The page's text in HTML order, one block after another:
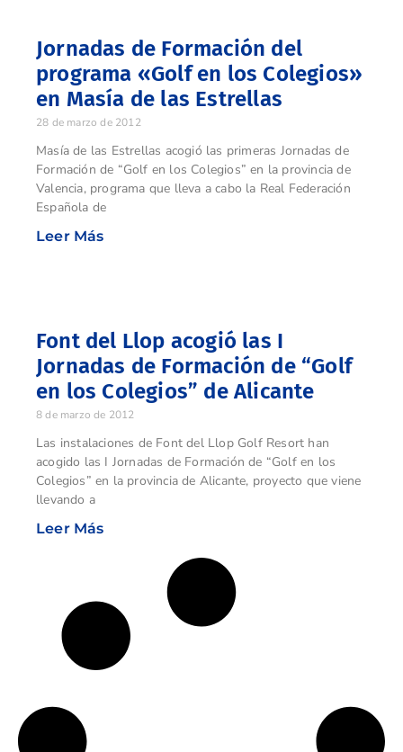
Jornadas de Formación del
programa «Golf en los Colegios»
en Masía de las Estrellas
28 de marzo de 2012
Masía de las Estrellas acogió las primeras Jornadas de
Formación de “Golf en los Colegios” en la provincia de
Valencia, programa que lleva a cabo la Real Federación
Española de
Leer Más
Font del Llop acogió las I
Jornadas de Formación de “Golf
en los Colegios” de Alicante
8 de marzo de 2012
Las instalaciones de Font del Llop Golf Resort han
acogido las I Jornadas de Formación de “Golf en los
Colegios” en la provincia de Alicante, proyecto que viene
llevando a
Leer Más